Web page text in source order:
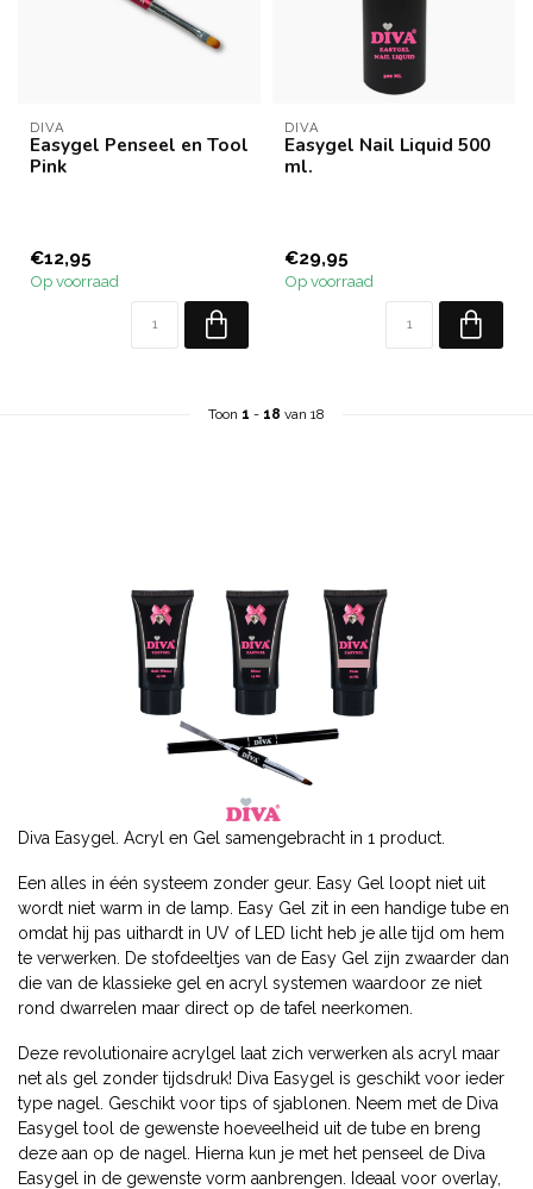
DIVA
Easygel Penseel en Tool
Pink
€12,95
Op voorraad
DIVA
Easygel Nail Liquid 500
ml.
€29,95
Op voorraad
Toon 1 - 18 van 18
Diva Easygel. Acryl en Gel samengebracht in 1 product.
Een alles in één systeem zonder geur. Easy Gel loopt niet uit
wordt niet warm in de lamp. Easy Gel zit in een handige tube en
omdat hij pas uithardt in UV of LED licht heb je alle tijd om hem
te verwerken. De stofdeeltjes van de Easy Gel zijn zwaarder dan
die van de klassieke gel en acryl systemen waardoor ze niet
rond dwarrelen maar direct op de tafel neerkomen.
Deze revolutionaire acrylgel laat zich verwerken als acryl maar
net als gel zonder tijdsdruk! Diva Easygel is geschikt voor ieder
type nagel. Geschikt voor tips of sjablonen. Neem met de Diva
Easygel tool de gewenste hoeveelheid uit de tube en breng
deze aan op de nagel. Hierna kun je met het penseel de Diva
Easygel in de gewenste vorm aanbrengen. Ideaal voor overlay,